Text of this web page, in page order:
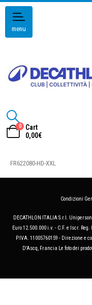
menu
0
Cart
0,00€
FR622080-HD-XXL
Condizioni
DECATHLON ITALIA S.r.l.
Euro 12.500.000 i.v. - C.F. e Iscr.
P.IVA. 11005760159 - Direzione e
D'Ascq, Francia Le foto dei